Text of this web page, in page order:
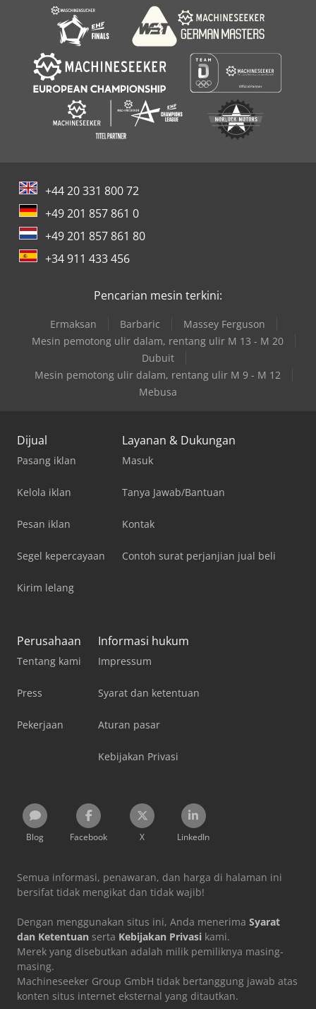
+44 20 331 800 72
+49 201 857 861 0
+49 201 857 861 80
+34 911 433 456
Pencarian mesin terkini:
Ermaksan Barbaric
Massey Ferguson
Mesin pemotong ulir dalam, rentang ulir M 13 - M 20
Dubuit
Mesin pemotong ulir dalam, rentang ulir M 9 - M 12
Mebusa
Dijual
Pasang iklan
Kelola iklan
Pesan iklan
Segel kepercayaan
Kirim lelang
Layanan & Dukungan
Masuk
Tanya Jawab/Bantuan
Kontak
Contoh surat perjanjian jual beli
Perusahaan
Tentang kami
Press
Pekerjaan
Informasi hukum
Impressum
Syarat dan ketentuan
Aturan pasar
Kebijakan Privasi
Blog Facebook X LinkedIn
Semua informasi, penawaran, dan harga di halaman ini
bersifat tidak mengikat dan tidak wajib!
Dengan menggunakan situs ini, Anda menerima Syarat
dan Ketentuan serta Kebijakan Privasi kami.
Merek yang disebutkan adalah milik pemiliknya masing-
masing.
Machineseeker Group GmbH tidak bertanggung jawab atas
konten situs internet eksternal yang ditautkan.